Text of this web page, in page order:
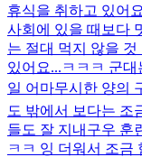
휴식을 취하고 있어
사회에 있을 때보다
는 절대 먹지 않을
있어요...ㅋㅋㅋ 군
일 어마무시한 양의
도 밖에서 보다는 조
들도 잘 지내구우 훈
ㅋㅋ 잉 더워서 조금